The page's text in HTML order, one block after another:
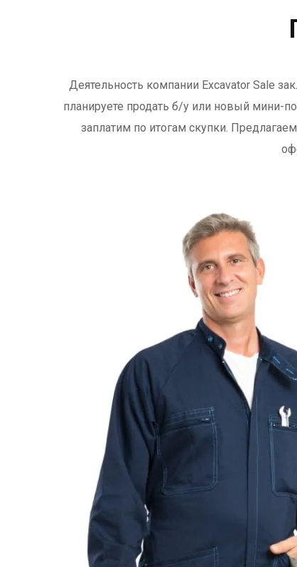
Деятельность компании Excavator Sale
планируете продать б/у или новый мини-
заплатим по итогам скупки.